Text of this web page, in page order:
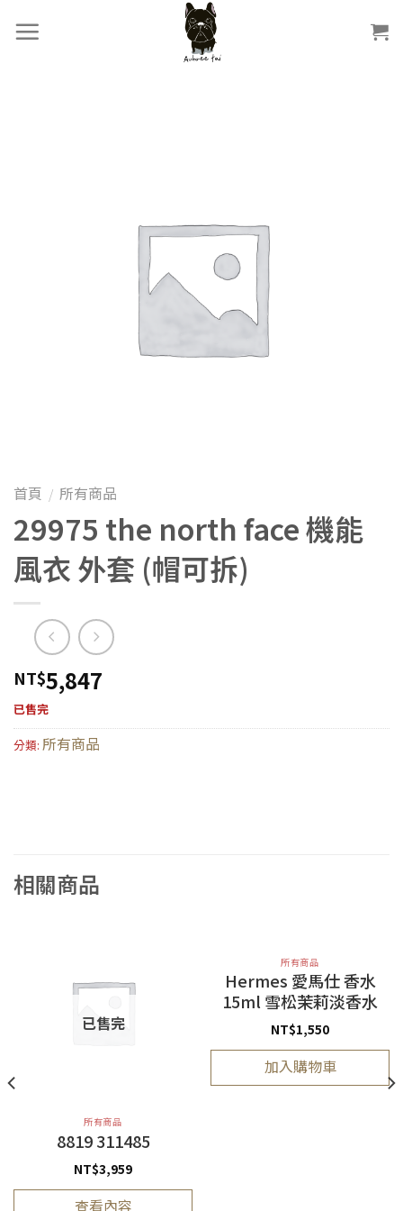
首頁 / 所有商品
29975 the north face 機能
風衣 外套 (帽可拆)
NT$5,847
已售完
分類: 所有商品
相關商品
已售完
所有商品
8819 311485
NT$3,959
查看內容
所有商品
Hermes 愛馬仕 香水
15ml 雪松茉莉淡香水
NT$1,550
加入購物車